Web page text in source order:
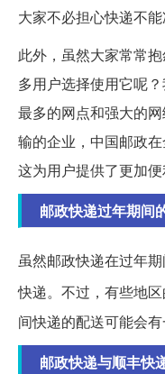
大家不必担心快递不能
此外，虽然大家常常
多用户选择使用它呢
最多的网点和强大的
输的企业，中国邮政
这为用户提供了更加便
邮政快递过年期间
虽然邮政快递在过年
快递。不过，有些地
间快递的配送可能会有
邮政快递与顺丰快